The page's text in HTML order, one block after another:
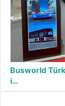
Busworld
i…